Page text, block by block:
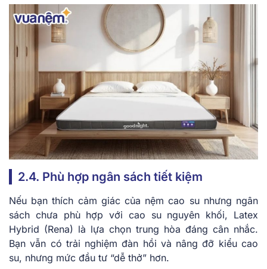
2.4. Phù hợp ngân sách tiết kiệm
Nếu bạn thích cảm giác của nệm cao su nhưng ngân
sách chưa phù hợp với cao su nguyên khối, Latex
Hybrid (Rena) là lựa chọn trung hòa đáng cân nhắc.
Bạn vẫn có trải nghiệm đàn hồi và nâng đỡ kiểu cao
su, nhưng mức đầu tư “dễ thở” hơn.